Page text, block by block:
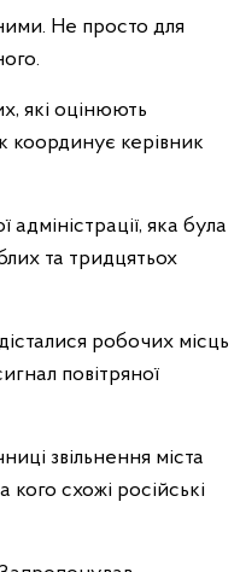
Не просто для
які оцінюють
координує керівник
яка була
та тридцятьох
робочих місць
повітряної
звільнення міста
схожі російські